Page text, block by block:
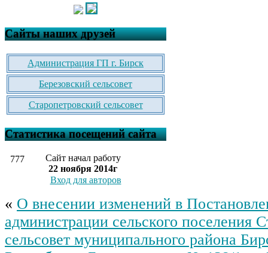
Сайты наших друзей
Администрация ГП г. Бирск
Березовский сельсовет
Старопетровский сельсовет
Статистика посещений сайта
777
Сайт начал работу
22 ноября 2014г
Вход для авторов
« О внесении изменений в
администрации сельского поселения
сельсовет муниципального района